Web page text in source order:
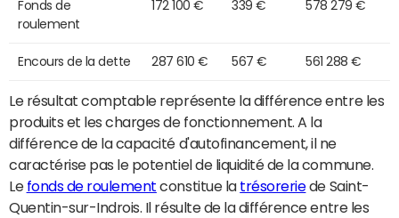
Fonds de
roulement
172 100 € 339 € 578 279 €
Encours de la dette 287 610 € 567 € 561 288 €
Le résultat comptable représente la différence entre les
produits et les charges de fonctionnement. A la
différence de la capacité d'autofinancement, il ne
caractérise pas le potentiel de liquidité de la commune.
Le fonds de roulement constitue la trésoreriede Saint-
Quentin-sur-Indrois. Il résulte de la différence entre les